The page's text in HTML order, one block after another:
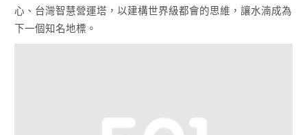
心、台灣智慧營運塔，以建構世界級都會的思維，讓水湳成為
下一個知名地標。